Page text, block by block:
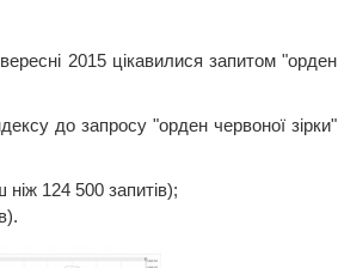
2015 цікавилися запитом "орден
до запросу "орден червоної зірки"
124 500 запитів);